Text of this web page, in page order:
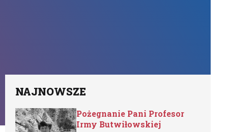
NAJNOWSZE
Pożegnanie Pani Profesor
Irmy Butwiłowskiej